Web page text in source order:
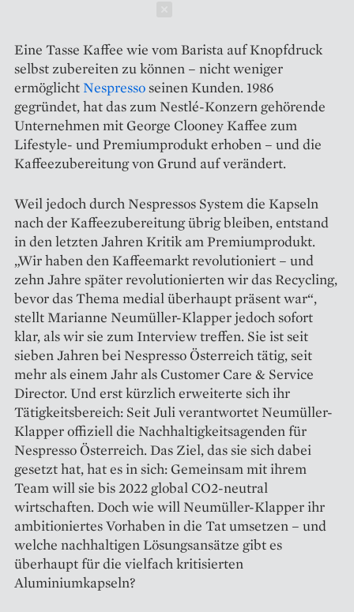
Eine Tasse Kaffee wie vom Barista auf Knopfdruck
selbst zubereiten zu können – nicht weniger
ermöglicht Nespressoseinen Kunden. 1986
gegründet, hat das zum Nestlé-­Konzern gehörende
Unternehmen mit George Clooney Kaffee zum
Lifestyle- und Premiumprodukt erhoben – und die
Kaffeezubereitung von Grund auf verändert.
Weil jedoch durch ­Nespressos System die Kapseln
nach der Kaffeezubereitung übrig bleiben, entstand
in den letzten Jahren Kritik am Premiumprodukt.
„Wir haben den Kaffeemarkt revolutioniert – und
zehn Jahre später revolutionierten wir das Recycling,
bevor das Thema medial überhaupt präsent war“,
stellt Marianne Neumüller-Klapper jedoch sofort
klar, als wir sie zum Interview treffen. Sie ist seit
sieben Jahren bei Nespresso Österreich tätig, seit
mehr als einem Jahr als Customer Care & Service
Director. Und erst kürzlich erweiterte sich ihr
Tätigkeitsbereich: Seit Juli verantwortet Neumüller-
Klapper offiziell die Nachhaltigkeitsagenden für
Nespresso Österreich. Das Ziel, das sie sich dabei
gesetzt hat, hat es in sich: Gemeinsam mit ihrem
Team will sie bis 2022 global CO2-neutral
wirtschaften. Doch wie will Neumüller-Klapper ihr
ambitioniertes Vorhaben in die Tat umsetzen – und
welche nachhaltigen Lösungsansätze gibt es
überhaupt für die vielfach kritisierten
Aluminiumkapseln?